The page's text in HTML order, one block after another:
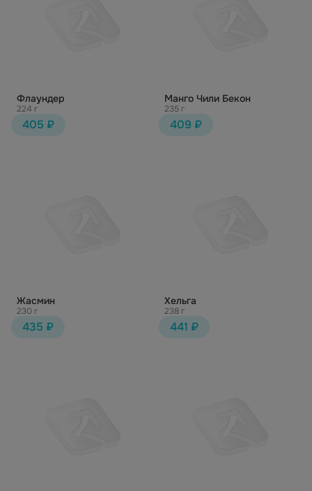
Флаундер
224 г
405 ₽
Манго Чили Бекон
235 г
409 ₽
Жасмин
230 г
435 ₽
Хельга
238 г
441 ₽